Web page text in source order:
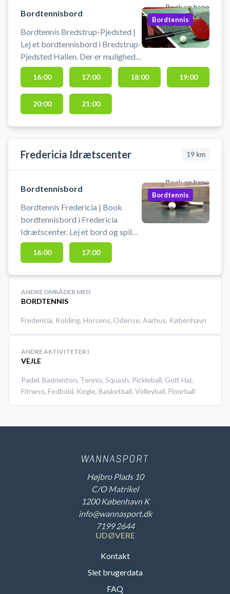
Book en bane
Bordtennisbord
Bordtennis Bredstrup-Pjedsted |
Lej et bordtennisbord i Bredstrup-
Pjedsted Hallen. Der er mulighed
for at låne bat og bolde.
Bordtennis
16:00 17:00 18:00 19:00
20:00 21:00
Fredericia Idrætscenter 19 km
Book en bane
Bordtennisbord
Bordtennis Fredericia | Book
bordtennisbord i Fredericia
Idrætscenter. Lej et bord og spil
bordtennis i Fredericia på et af
bordtennisbordene i multihallen.
#bordtennis-fredericia
Bordtennis
16:00 17:00
ANDRE OMRÅDER MED
BORDTENNIS
Fredericia, Kolding, Horsens, Odense, Aarhus, København
ANDRE AKTIVITETER I
VEJLE
Padel, Badminton, Tennis, Squash, Pickleball, Golf, Hal,
Fitness, Fodbold, Kegle, Basketball, Volleyball, Floorball
Højbro Plads 10
C/O Matrikel
1200 København K
info@wannasport.dk
7199 2644
UDØVERE
Kontakt
Slet brugerdata
FAQ